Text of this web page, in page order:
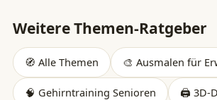
Weitere Themen-Ratgeber
🧭 Alle Themen 🎨 Ausmalen für
🧠 Gehirntraining Senioren 🖨️ 3D-